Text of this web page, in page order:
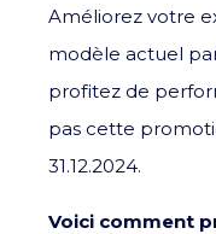
Améliorez votre
modèle actuel
profitez de
pas cette
31.12.2024.
Voici comment